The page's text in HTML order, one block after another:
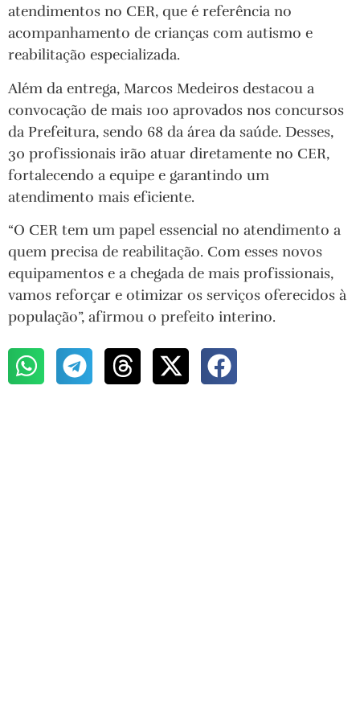
atendimentos no CER, que é referência no
acompanhamento de crianças com autismo e
reabilitação especializada.
Além da entrega, Marcos Medeiros destacou a
convocação de mais 100 aprovados nos concursos
da Prefeitura, sendo 68 da área da saúde. Desses,
30 profissionais irão atuar diretamente no CER,
fortalecendo a equipe e garantindo um
atendimento mais eficiente.
“O CER tem um papel essencial no atendimento a
quem precisa de reabilitação. Com esses novos
equipamentos e a chegada de mais profissionais,
vamos reforçar e otimizar os serviços oferecidos à
população”, afirmou o prefeito interino.